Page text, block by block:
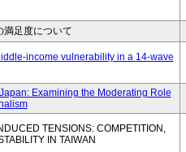
満足度について
income vulnerability in a 14-wave
Examining the Moderating Role
TENSIONS: COMPETITION,
IN TAIWAN